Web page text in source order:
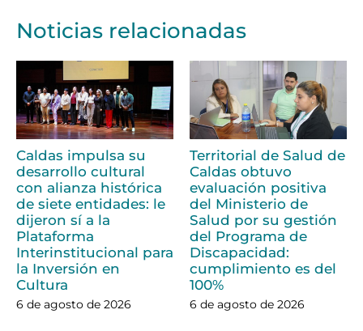
Noticias relacionadas
Caldas impulsa su
desarrollo cultural
con alianza histórica
de siete entidades: le
dijeron sí a la
Plataforma
Interinstitucional para
la Inversión en
Cultura
6 de agosto de 2026
Territorial de Salud de
Caldas obtuvo
evaluación positiva
del Ministerio de
Salud por su gestión
del Programa de
Discapacidad:
cumplimiento es del
100%
6 de agosto de 2026